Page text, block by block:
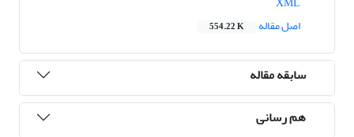
اصل مقاله
554.22 K
سابقه مقاله
هم رسانی